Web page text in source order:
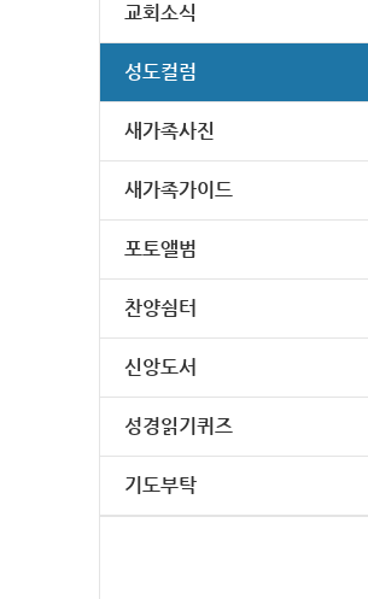
교회소식
성도컬럼
새가족사진
새가족가이드
포토앨범
찬양쉼터
신앙도서
성경읽기퀴즈
기도부탁